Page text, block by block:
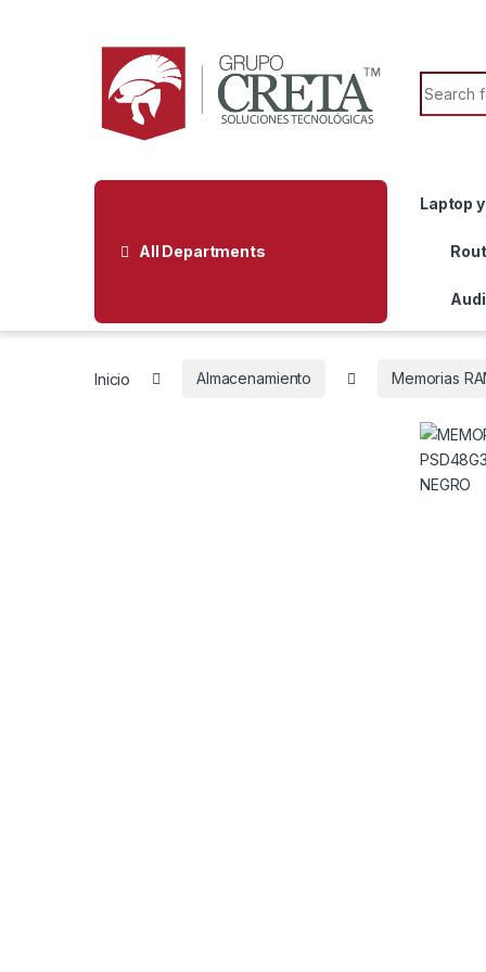
Search
All Departments
Laptop
Inicio Almacenamiento Memorias